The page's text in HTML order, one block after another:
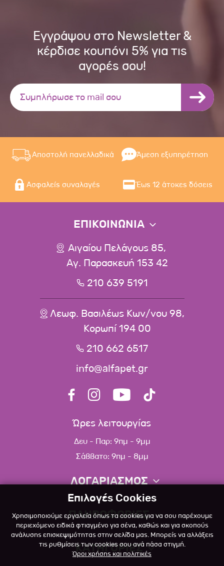
Εγγράψου στο Newsletter &
κέρδισε κουπόνι 5% για τις
αγορές σου!
Αποστολή πανελλαδικά Άμεση εξυπηρέτηση
Ασφαλείς συναλαγές Έως 12 άτοκες δόσεις
ΕΠΙΚΟΙΝΩΝΙΑ
Αιγαίου Πελάγους 85,
Αγ. Παρασκευή 153 42
210 639 5191
Λεωφ. Βασιλέως Κων/νου 98,
Κορωπί 194 00
210 662 6517
info@alfapet.gr
Ώρες λειτουργίας
Δευ - Παρ: 9πμ - 9μμ
Σάββατο: 9πμ - 8μμ
ΛΟΓΑΡΙΑΣΜΟΣ
Πληροφορίες λογαριασμού
Λίστα αγαπημένων
Πολιτική επιστροφών
ΠΛΗΡΟΦΟΡΙΕΣ
Σχετικά
Επικοινωνία
ΚΑΤΗΓΟΡΙΕΣ
Επιλογές Cookies
Χρησιμοποιούμε εργαλεία όπως τα cookies για να σου παρέχουμε
περιεχόμενο ειδικά φτιαγμένο για σένα, καθώς και για σκοπούς
ανάλυσης επισκεψιμότητας στην σελίδα μας. Μπορείς να αλλάξεις
τις ρυθμίσεις των cookies σου ανά πάσα στιγμή.
Όροι χρήσης και πολιτικές